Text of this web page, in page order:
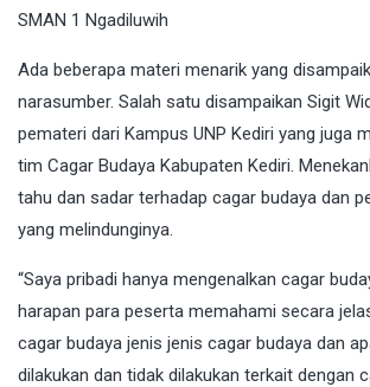
SMAN 1 Ngadiluwih
Ada beberapa materi menarik yang
narasumber. Salah satu disampaikan Sigit
pemateri dari Kampus UNP Kediri yang juga
tim Cagar Budaya Kabupaten Kediri.
tahu dan sadar terhadap cagar budaya dan
yang melindunginya.
“Saya pribadi hanya mengenalkan cagar
harapan para peserta memahami secara
cagar budaya jenis jenis cagar budaya dan
dilakukan dan tidak dilakukan terkait dengan